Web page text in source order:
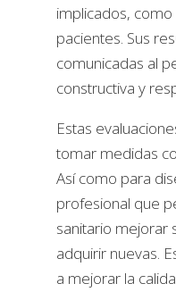
implicados,
pacientes. Sus
comunicadas al
constructiva y
Estas
tomar medidas
Así como para
profesional que
sanitario mejorar
adquirir nuevas.
a mejorar la